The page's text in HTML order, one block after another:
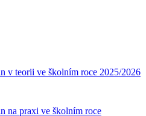
v teorii ve školním roce 2025/2026
na praxi ve školním roce